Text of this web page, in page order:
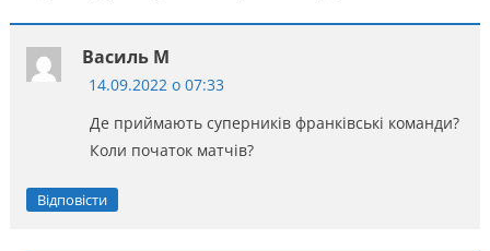
Василь М
14.09.2022 о 07:33
Де приймають суперників франківські команди?
Коли початок матчів?
Відповісти